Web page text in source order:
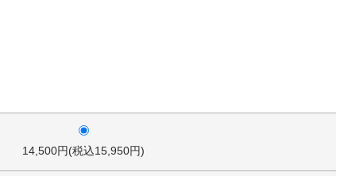
14,500円(税込15,950円)